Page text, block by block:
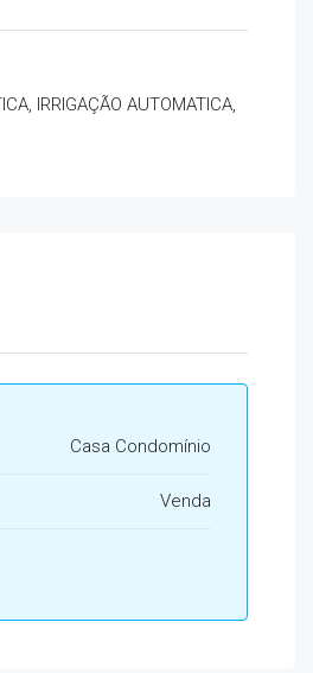
IRRIGAÇÃO AUTOMATICA,
Casa Condomínio
Venda